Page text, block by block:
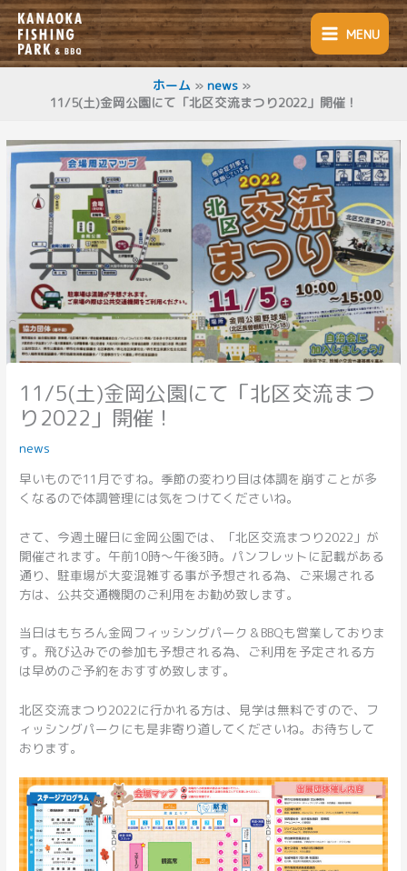
内
容
を
ス
MENU
ホーム
news
11/5(土)金岡公園にて「北区交流まつり2022」開催！
11/5(土)金岡公園にて「北区交流まつ
り2022」開催！
news
早いもので11月ですね。季節の変わり目は体調を崩すことが多
くなるので体調管理には気をつけてくださいね。
さて、今週土曜日に金岡公園では、「北区交流まつり2022」が
開催されます。午前10時～午後3時。パンフレットに記載がある
通り、駐車場が大変混雑する事が予想される為、ご来場される
方は、公共交通機関のご利用をお勧め致します。
当日はもちろん金岡フィッシングパーク＆BBQも営業しておりま
す。飛び込みでの参加も予想される為、ご利用を予定される方
は早めのご予約をおすすめ致します。
北区交流まつり2022に行かれる方は、見学は無料ですので、フ
ィッシングパークにも是非寄り道してくださいね。お待ちして
おります。